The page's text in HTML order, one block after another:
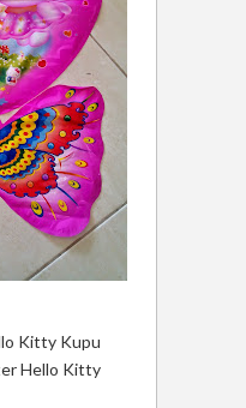
Kitty Kupu
Hello Kitty